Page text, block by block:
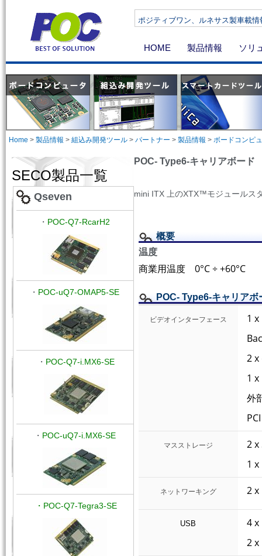
ポジティブワン、ルネサス製車載情報機器向け
HOME 製品情報 ソリ
Home > 製品情報 > 組込み開発ツール > パートナー > 製品情報 > ボードコンピ
SECO製品一覧
Qseven
・ POC-Q7-RcarH2
・ POC-uQ7-OMAP5-SE
・ POC-Q7-i.MX6-SE
・ POC-uQ7-i.MX6-SE
・POC-Q7-Tegra3-SE
POC- Type6-キャリアボード
mini ITX 上のXTX™モジュールス
概要
温度
商業用温度 0°C ÷ +60°C
POC- Type6-キャリアボ
ビデオインターフェース
1
2
1
外
マスストレージ
2 x
1 x
ネットワーキング 2 x
USB
4 x
2 x